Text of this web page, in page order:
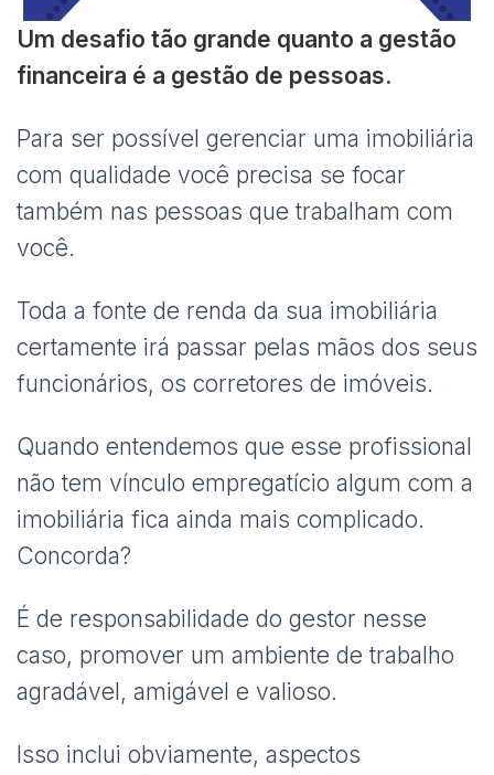
Um desafio tão grande quanto a gestão
financeira é a gestão de pessoas.
Para ser possível gerenciar uma imobiliária
com qualidade você precisa se focar
também nas pessoas que trabalham com
você.
Toda a fonte de renda da sua imobiliária
certamente irá passar pelas mãos dos seus
funcionários, os corretores de imóveis.
Quando entendemos que esse profissional
não tem vínculo empregatício algum com a
imobiliária fica ainda mais complicado.
Concorda?
É de responsabilidade do gestor nesse
caso, promover um ambiente de trabalho
agradável, amigável e valioso.
Isso inclui obviamente, aspectos